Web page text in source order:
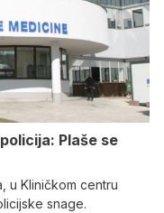
Plaše se
u Kliničkom centru
snage.